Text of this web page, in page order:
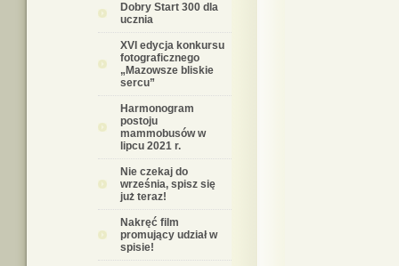
Dobry Start 300 dla
ucznia
XVI edycja konkursu
fotograficznego
„Mazowsze bliskie
sercu”
Harmonogram
postoju
mammobusów w
lipcu 2021 r.
Nie czekaj do
września, spisz się
już teraz!
Nakręć film
promujący udział w
spisie!